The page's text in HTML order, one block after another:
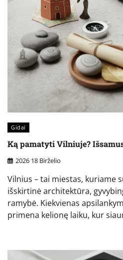
Gidai
Ką pamatyti Vilniuje?
2026 18 Birželio
Vilnius – tai miestas, kuriame
išskirtinė architektūra,
ramybė. Kiekvienas
primena kelionę laiku, kur